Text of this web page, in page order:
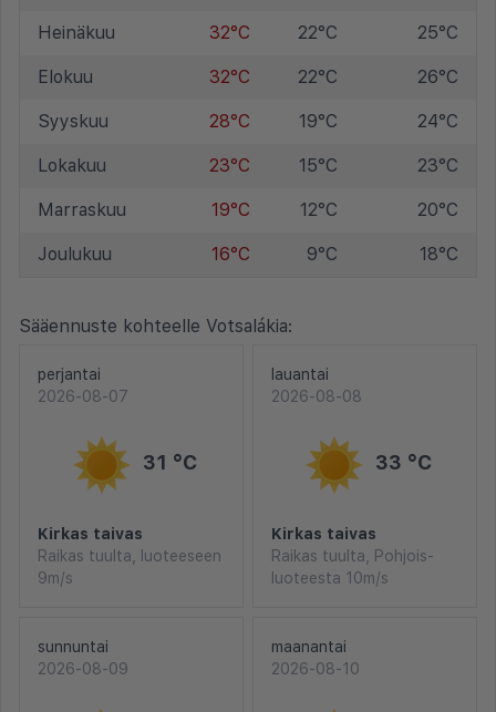
Heinäkuu 32°C 22°C 25°C
Elokuu 32°C 22°C 26°C
Syyskuu 28°C 19°C 24°C
Lokakuu 23°C 15°C 23°C
Marraskuu 19°C 12°C 20°C
Joulukuu 16°C 9°C 18°C
Sääennuste kohteelle Votsalákia:
perjantai
2026-08-07
31 °C
Kirkas taivas
Raikas tuulta, luoteeseen
9m/s
lauantai
2026-08-08
33 °C
Kirkas taivas
Raikas tuulta, Pohjois-
luoteesta 10m/s
sunnuntai
2026-08-09
maanantai
2026-08-10